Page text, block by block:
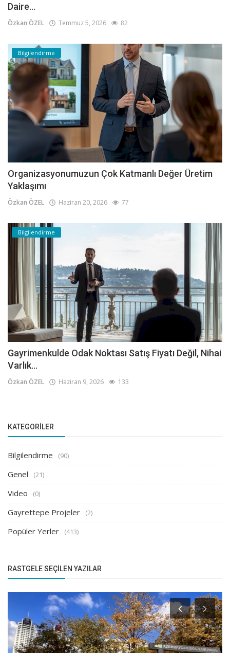
Daire...
Özkan ÖZEL Temmuz 5, 2026 82
Bilgilendirme
Organizasyonumuzun Çok Katmanlı Değer Üretim
Yaklaşımı
Özkan ÖZEL Haziran 20, 2026 77
Bilgilendirme
Gayrimenkulde Odak Noktası Satış Fiyatı Değil, Nihai
Varlık...
Özkan ÖZEL Haziran 9, 2026 133
KATEGORILER
Bilgilendirme (90)
Genel (21)
Video (0)
Gayrettepe Projeler (2)
Popüler Yerler (413)
RASTGELE SEÇILEN YAZILAR